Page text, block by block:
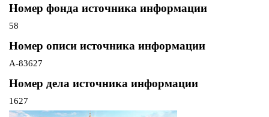
Номер фонда источника информации
58
Номер описи источника информации
А-83627
Номер дела источника информации
1627